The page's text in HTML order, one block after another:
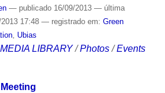
— publicado16/09/2013 — última
17:48 — registrado em: Green
, Ubias
MEDIA LIBRARY /Photos /Events